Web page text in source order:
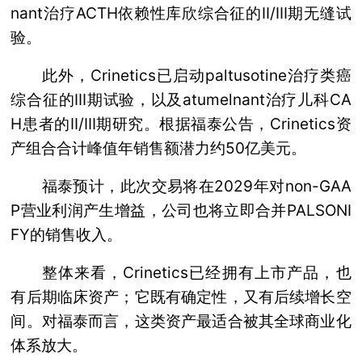
nant治疗ACTH依赖性库欣综合征的II/III期无缝试
验。
此外，Crinetics已启动paltusotine治疗类癌
综合征的III期试验，以及atumelnant治疗儿科CA
H患者的II/III期研究。根据福泰公告，Crinetics资
产组合合计峰值年销售额潜力约50亿美元。
福泰预计，此次交易将在2029年对non-GAA
P营业利润产生增益，公司也将立即合并PALSONI
FY的销售收入。
整体来看，Crinetics已经拥有上市产品，也
有后期临床资产；它既有确定性，又有后续增长空
间。对福泰而言，这类资产最适合被其全球商业化
体系放大。